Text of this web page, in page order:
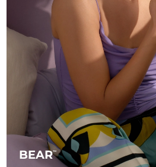
BEAR™